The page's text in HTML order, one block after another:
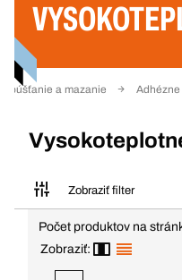
a mazanie
Zobraziť filter
Filter
Počet produktov na
Zobraziť: